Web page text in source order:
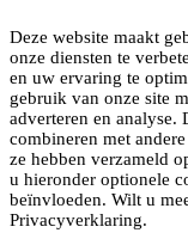
Deze website maakt
onze diensten te
en uw ervaring te
gebruik van onze site
adverteren en analyse.
combineren met
ze hebben verzameld
u hieronder optionele
beïnvloeden. Wilt u
Privacyverklaring.